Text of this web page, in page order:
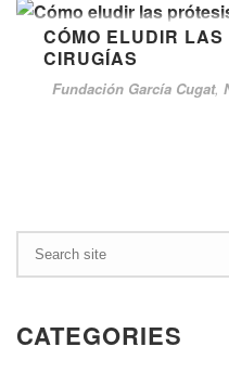
CÓMO ELUDIR
CIRUGÍAS
Fundación García Cugat,
CATEGORIES